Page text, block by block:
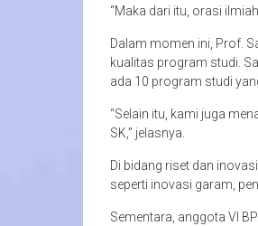
“Maka dari itu, orasi
Dalam momen ini, Prof.
kualitas program studi.
ada 10 program studi
“Selain itu, kami juga
SK,” jelasnya.
Di bidang riset dan
seperti inovasi garam,
Sementara, anggota VI